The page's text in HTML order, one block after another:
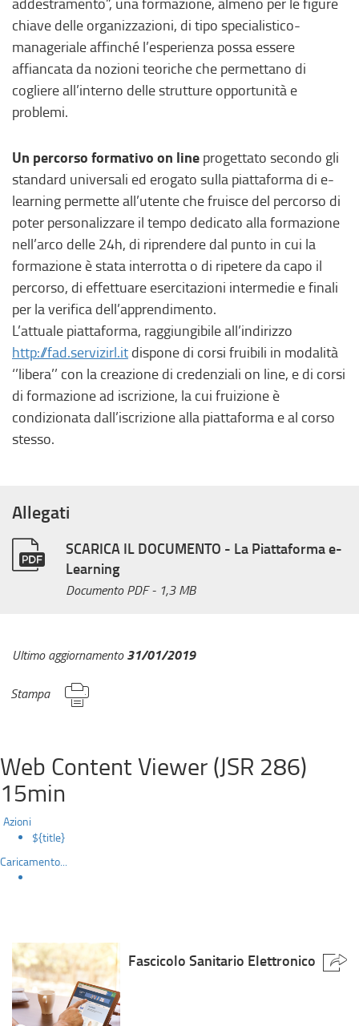
chiave delle organizzazioni, di tipo specialistico-
manageriale affinché l’esperienza possa essere
affiancata da nozioni teoriche che permettano di
cogliere all’interno delle strutture opportunità e
problemi.
Un percorso formativo on line progettato secondo gli
standard universali ed erogato sulla piattaforma di e-
learning permette all’utente che fruisce del percorso di
poter personalizzare il tempo dedicato alla formazione
nell’arco delle 24h, di riprendere dal punto in cui la
formazione è stata interrotta o di ripetere da capo il
percorso, di effettuare esercitazioni intermedie e finali
per la verifica dell’apprendimento.
L’attuale piattaforma, raggiungibile all’indirizzo
http://fad.servizirl.it dispone di corsi fruibili in modalità
‘’libera’’ con la creazione di credenziali on line, e di corsi
di formazione ad iscrizione, la cui fruizione è
condizionata dall’iscrizione alla piattaforma e al corso
stesso.
Allegati
SCARICA IL DOCUMENTO - La Piattaforma e-
Learning
Documento PDF- 1,3 MB
Ultimo aggiornamento31/01/2019
Stampa
Web Content Viewer (JSR 286)
15min
Azioni
${title}
Caricamento...
Fascicolo Sanitario Elettronico